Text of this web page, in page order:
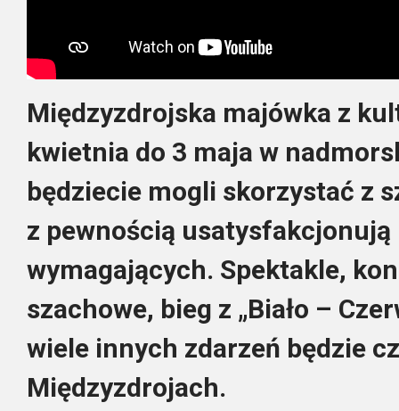
Międzyzdrojska majówka z
kwietnia do 3 maja w
będziecie mogli skorzystać z
z pewnością
wymagających. Spektakle,
szachowe, bieg z „Biało –
wiele innych zdarzeń będzie
Międzyzdrojach.